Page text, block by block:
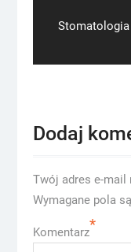
Next
Dodaj
Twój adres e-mail
Wymagane pola
Komentarz*